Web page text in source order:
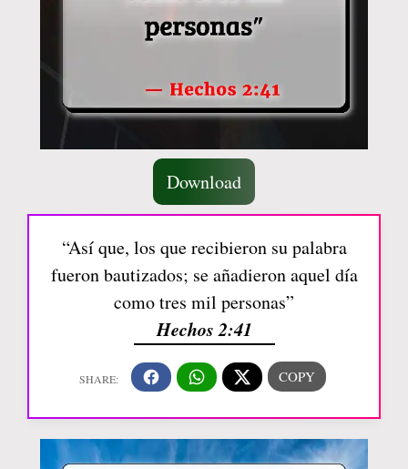
Download
“Así que, los que recibieron su palabra
fueron bautizados; se añadieron aquel día
como tres mil personas”
Hechos 2:41